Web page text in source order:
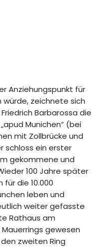
Anziehungspunkt für
würde, zeichnete sich
Barbarossa die
Munichen“ (bei
mit Zollbrücke und
schloss ein erster
gekommene und
100 Jahre später
die 10.000
leben und
weiter gefasste
Rathaus am
gewesen
zweiten Ring